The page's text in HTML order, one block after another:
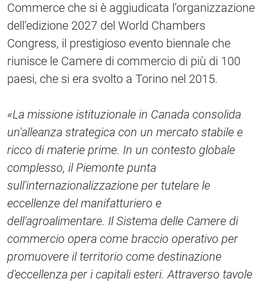
Commerce che si è aggiudicata l’organizzazione
dell’edizione 2027 del World Chambers
Congress, il prestigioso evento biennale che
riunisce le Camere di commercio di più di 100
paesi, che si era svolto a Torino nel 2015.
«La missione istituzionale in Canada consolida
un'alleanza strategica con un mercato stabile e
ricco di materie prime. In un contesto globale
complesso, il Piemonte punta
sull'internazionalizzazione per tutelare le
eccellenze del manifatturiero e
dell'agroalimentare. Il Sistema delle Camere di
commercio opera come braccio operativo per
promuovere il territorio come destinazione
d'eccellenza per i capitali esteri. Attraverso tavole